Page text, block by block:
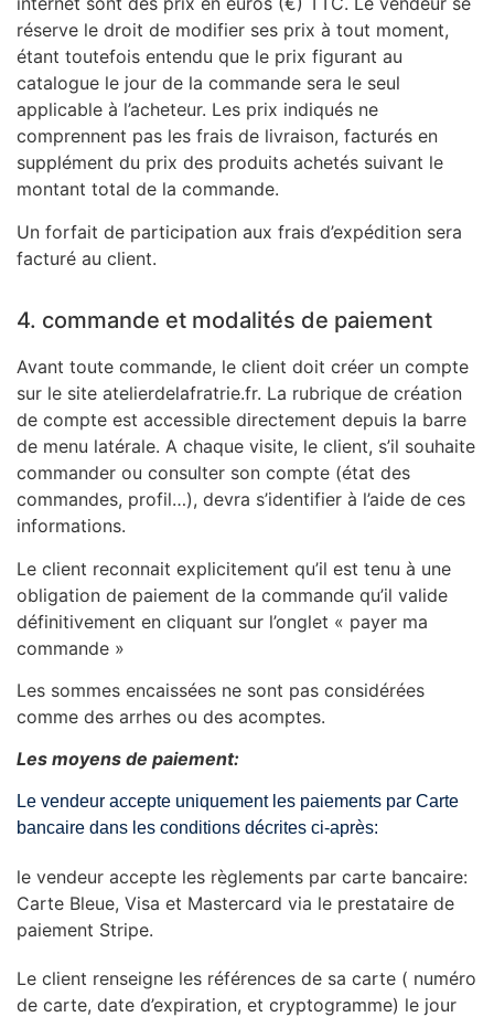
réserve le droit de modifier ses prix à tout moment,
étant toutefois entendu que le prix figurant au
catalogue le jour de la commande sera le seul
applicable à l’acheteur. Les prix indiqués ne
comprennent pas les frais de livraison, facturés en
supplément du prix des produits achetés suivant le
montant total de la commande.
Un forfait de participation aux frais d’expédition sera
facturé au client.
4. commande et modalités de paiement
Avant toute commande, le client doit créer un compte
sur le site atelierdelafratrie.fr. La rubrique de création
de compte est accessible directement depuis la barre
de menu latérale. A chaque visite, le client, s’il souhaite
commander ou consulter son compte (état des
commandes, profil…), devra s’identifier à l’aide de ces
informations.
Le client reconnait explicitement qu’il est tenu à une
obligation de paiement de la commande qu’il valide
définitivement en cliquant sur l’onglet « payer ma
commande »
Les sommes encaissées ne sont pas considérées
comme des arrhes ou des acomptes.
Les moyens de paiement:
Le vendeur accepte uniquement les paiements par Carte
bancaire dans les conditions décrites ci-après:
le vendeur accepte les règlements par carte bancaire:
Carte Bleue, Visa et Mastercard via le prestataire de
paiement Stripe.
Le client renseigne les références de sa carte ( numéro
de carte, date d’expiration, et cryptogramme) le jour